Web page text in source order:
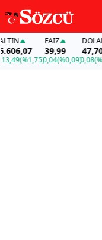
(%1,75)
FAİZ
39,99
0,04(%0,09)
DOLAR
47,70
0,08(%0,17)